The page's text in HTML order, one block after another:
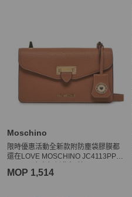
Moschino
限時優惠活動全新款附防塵袋膠膜都
還在LOVE MOSCHINO JC4113PP1I
MOP 1,514